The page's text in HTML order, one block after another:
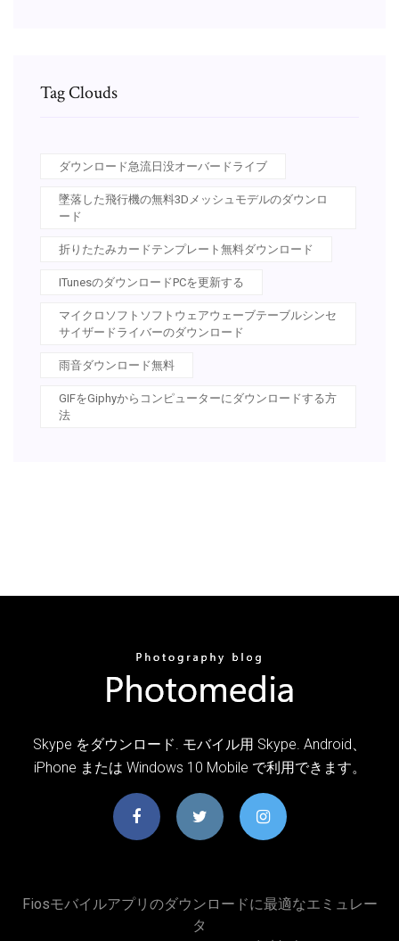
Tag Clouds
ダウンロード急流日没オーバードライブ
墜落した飛行機の無料3Dメッシュモデルのダウンロ
ード
折りたたみカードテンプレート無料ダウンロード
ITunesのダウンロードPCを更新する
マイクロソフトソフトウェアウェーブテーブルシンセ
サイザードライバーのダウンロード
雨音ダウンロード無料
GIFをGiphyからコンピューターにダウンロードする方
法
Skype をダウンロード. モバイル用 Skype. Android、
iPhone または Windows 10 Mobile で利用できます。
Fiosモバイルアプリのダウンロードに最適なエミュレー
タ